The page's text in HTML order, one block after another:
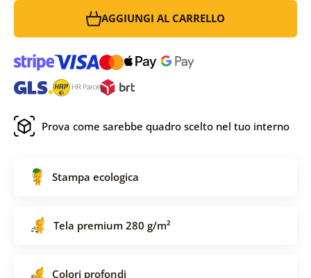
AGGIUNGI AL CARRELLO
Prova come sarebbe quadro scelto nel tuo interno
Stampa ecologica
Tela premium 280 g/m²
Colori profondi